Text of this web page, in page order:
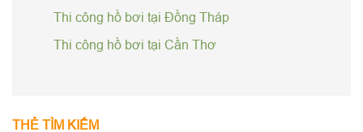
Thi công hồ bơi tại Đồng Tháp
Thi công hồ bơi tại Cần Thơ
THẺ TÌM KIẾM